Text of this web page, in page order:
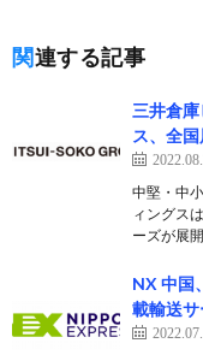
関連する記事
三井倉
ス、全
中堅・中
ィングス
ーズが展
NX 中国
載輸送